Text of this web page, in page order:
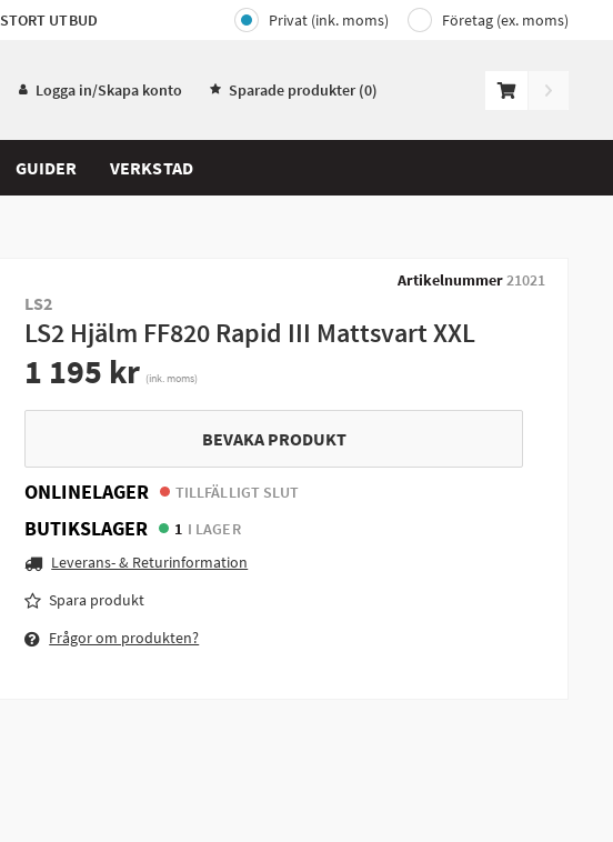
STORT UTBUD Privat (ink. moms) Företag (ex. moms)
Logga in/Skapa konto Sparade produkter (0)
GUIDER VERKSTAD
Artikelnummer21021
LS2
LS2 Hjälm FF820 Rapid III Mattsvart XXL
1 195 kr (ink. moms)
BEVAKA PRODUKT
ONLINELAGER TILLFÄLLIGT SLUT
BUTIKSLAGER 1 I LAGER
Leverans- & Returinformation
Spara produkt
Frågor om produkten?